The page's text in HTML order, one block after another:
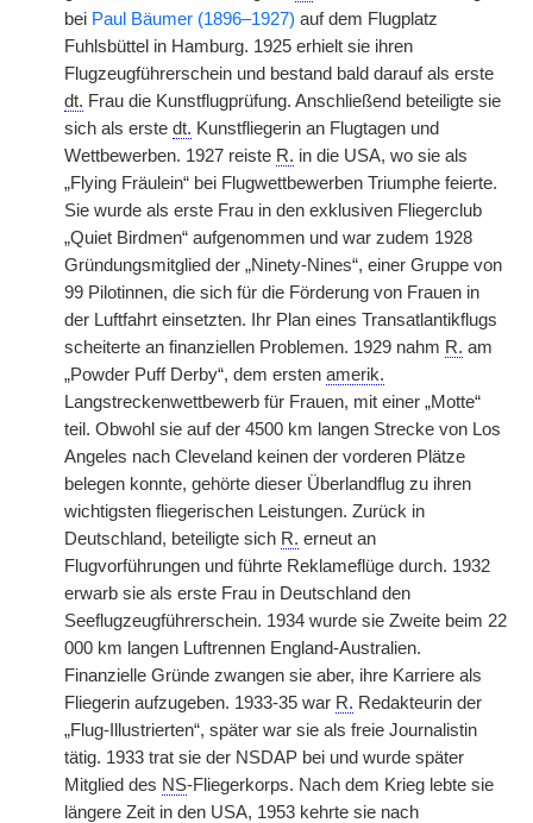
bei Paul Bäumer (1896–1927) auf dem Flugplatz
Fuhlsbüttel in Hamburg. 1925 erhielt sie ihren
Flugzeugführerschein und bestand bald darauf als erste
dt. Frau die Kunstflugprüfung. Anschließend beteiligte sie
sich als erste dt. Kunstfliegerin an Flugtagen und
Wettbewerben. 1927 reiste R. in die USA, wo sie als
„Flying Fräulein“ bei Flugwettbewerben Triumphe feierte.
Sie wurde als erste Frau in den exklusiven Fliegerclub
„Quiet Birdmen“ aufgenommen und war zudem 1928
Gründungsmitglied der „Ninety-Nines“, einer Gruppe von
99 Pilotinnen, die sich für die Förderung von Frauen in
der Luftfahrt einsetzten. Ihr Plan eines Transatlantikflugs
scheiterte an finanziellen Problemen. 1929 nahm R. am
„Powder Puff Derby“, dem ersten amerik.
Langstreckenwettbewerb für Frauen, mit einer „Motte“
teil. Obwohl sie auf der 4500 km langen Strecke von Los
Angeles nach Cleveland keinen der vorderen Plätze
belegen konnte, gehörte dieser Überlandflug zu ihren
wichtigsten fliegerischen Leistungen. Zurück in
Deutschland, beteiligte sich R. erneut an
Flugvorführungen und führte Reklameflüge durch. 1932
erwarb sie als erste Frau in Deutschland den
Seeflugzeugführerschein. 1934 wurde sie Zweite beim 22
000 km langen Luftrennen England-Australien.
Finanzielle Gründe zwangen sie aber, ihre Karriere als
Fliegerin aufzugeben. 1933-35 war R. Redakteurin der
„Flug-Illustrierten“, später war sie als freie Journalistin
tätig. 1933 trat sie der NSDAP bei und wurde später
Mitglied des NS-Fliegerkorps. Nach dem Krieg lebte sie
längere Zeit in den USA, 1953 kehrte sie nach